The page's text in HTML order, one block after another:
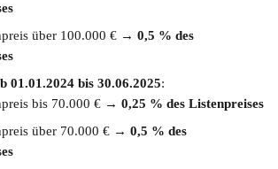
über 100.000 € → 0,5 % des
01.01.2024 bis 30.06.2025:
bis 70.000 € → 0,25 % des Listenpreises
über 70.000 € → 0,5 % des